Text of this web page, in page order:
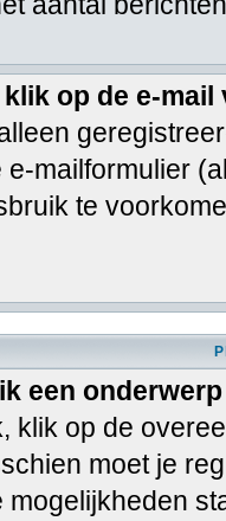
op de e-
e-mailformulier
te
een
klik op de
moet je
mogelijkheden